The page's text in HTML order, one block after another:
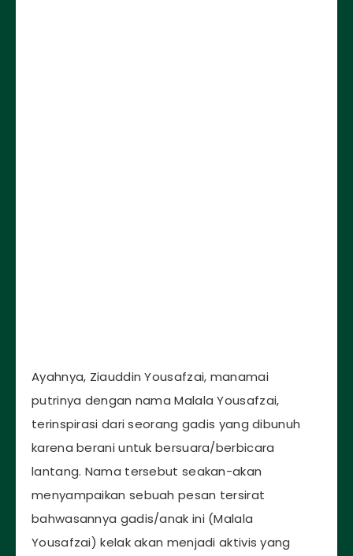
Ayahnya, Ziauddin Yousafzai, manamai
putrinya dengan nama Malala Yousafzai,
terinspirasi dari seorang gadis yang dibunuh
karena berani untuk bersuara/berbicara
lantang. Nama tersebut seakan-akan
menyampaikan sebuah pesan tersirat
bahwasannya gadis/anak ini (Malala
Yousafzai) kelak akan menjadi aktivis yang